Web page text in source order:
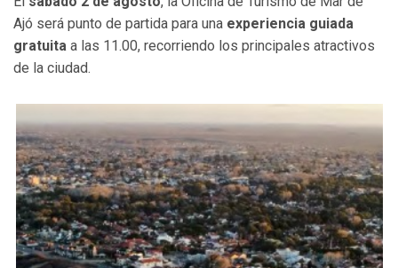
Ajó será punto de partida para una experiencia guiada
gratuita a las 11.00, recorriendo los principales atractivos
de la ciudad.